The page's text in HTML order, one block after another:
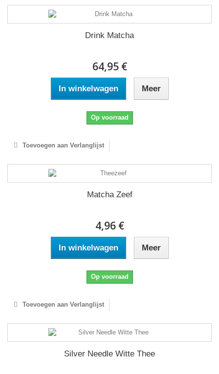
Drink Matcha
64,95 €
In winkelwagen Meer
Op voorraad
Toevoegen aan Verlanglijst
Matcha Zeef
4,96 €
In winkelwagen Meer
Op voorraad
Toevoegen aan Verlanglijst
Silver Needle Witte Thee